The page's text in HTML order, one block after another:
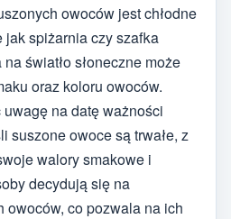
owoców jest chłodne
jak spiżarnia czy szafka
światło słoneczne może
oraz koloru owoców.
na datę ważności
suszone owoce są trwałe, z
walory smakowe i
decydują się na
owoców, co pozwala na ich